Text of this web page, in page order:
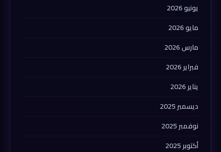
يونيو 2026
مايو 2026
مارس 2026
فبراير 2026
يناير 2026
ديسمبر 2025
نوفمبر 2025
أكتوبر 2025